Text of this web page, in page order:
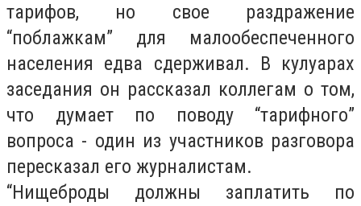
тарифов, но свое раздражение
“поблажкам” для малообеспеченного
населения едва сдерживал. В кулуарах
заседания он рассказал коллегам о том,
что думает по поводу “тарифного”
вопроса - один из участников разговора
пересказал его журналистам.
“Нищеброды должны заплатить по